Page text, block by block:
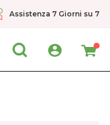
Assistenza 7 Giorni su 7
Search Cart